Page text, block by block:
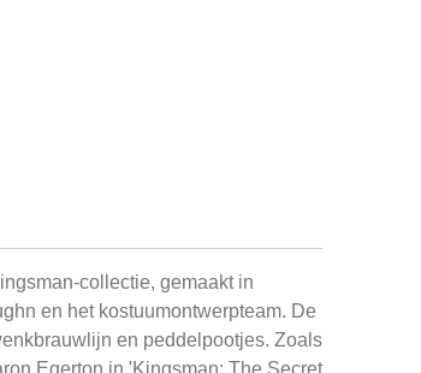
collectie, gemaakt in
en het kostuumontwerpteam. De
en peddelpootjes. Zoals
Egerton in 'Kingsman: The Secret